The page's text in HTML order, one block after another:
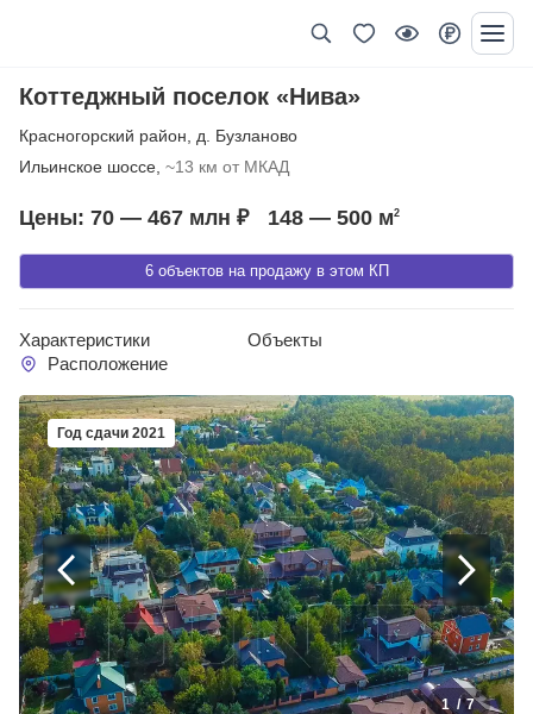
Коттеджный поселок «Нива»
Красногорский район
д. Бузланово
Ильинское шоссе, ~13 км от МКАД
6 объектов на продажу в этом КП
Цены: 70 — 467 млн ₽ 148 — 500 м2
Характеристики
Объекты
Расположение
Год сдачи 2021
1 /7